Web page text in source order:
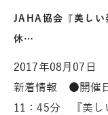
JAHA協会『美し
休…
2017年08月07日
新着情報 ●開催
11：45分 『美し